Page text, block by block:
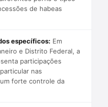
de habeas
específicos: Em
e Distrito Federal, a
participações
nas
forte controle da